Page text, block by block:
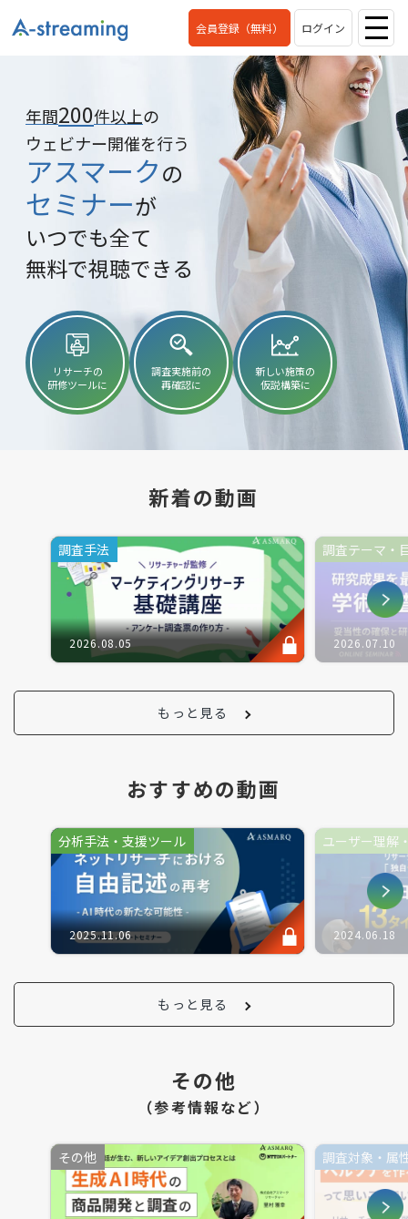
会員登録（無料） ログイン
年間200件以上の
ウェビナー開催を行う
アスマークの
セミナーが
いつでも全て
無料で視聴できる
リサーチの
研修ツールに
調査実施前の
再確認に
新しい施策の
仮説構築に
新着の動画
もっと見る
調査手法
2026.08.05
調査テーマ・
2026.07.10
おすすめの動画
もっと見る
分析手法・支援ツール
2025.11.06
ユーザー理解
2024.06.18
その他
（参考情報など）
その他 調査対象・属